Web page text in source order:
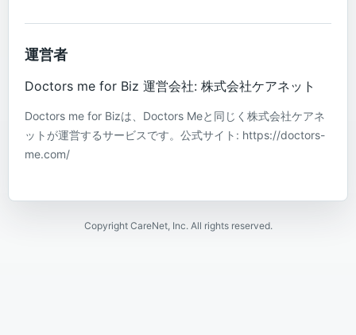
運営者
Doctors me for Biz 運営会社: 株式会社ケアネット
Doctors me for Bizは、Doctors Meと同じく株式会社ケアネ
ットが運営するサービスです。公式サイト: https://doctors-
me.com/
Copyright CareNet, Inc. All rights reserved.